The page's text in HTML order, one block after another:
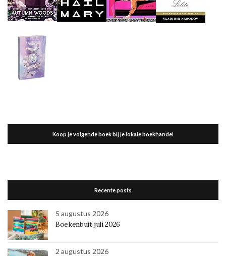
Koop je volgende boek bij je lokale boekhandel
Recente posts
5 augustus 2026
Boekenbuit juli 2026
2 augustus 2026